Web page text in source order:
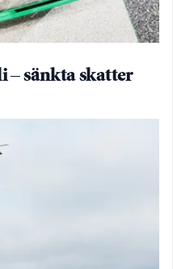
– sänkta skatter